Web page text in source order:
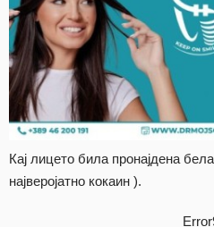
Кај лицето била пронајдена
најверојатно кокаин ).